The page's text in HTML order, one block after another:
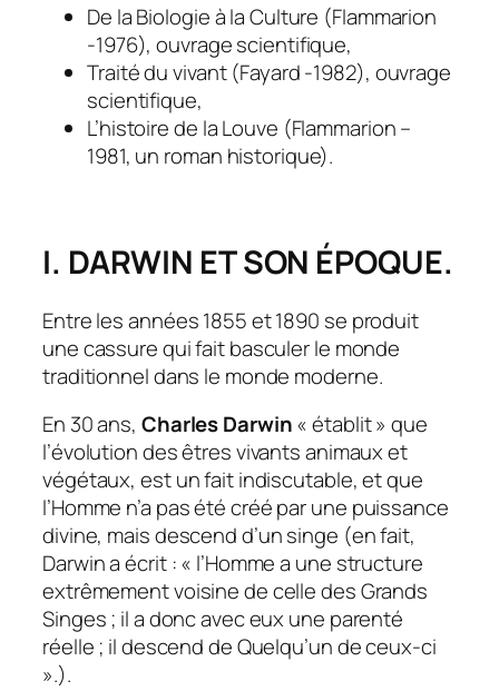
De la Biologie à la Culture (Flammarion
-1976), ouvrage scientifique,
Traité du vivant (Fayard -1982), ouvrage
scientifique,
L’histoire de la Louve (Flammarion –
1981, un roman historique).
I. DARWIN ET SON ÉPOQUE.
Entre les années 1855 et 1890 se produit
une cassure qui fait basculer le monde
traditionnel dans le monde moderne.
En 30 ans, Charles Darwin« établit » que
l’évolution des êtres vivants animaux et
végétaux, est un fait indiscutable, et que
l’Homme n’a pas été créé par une puissance
divine, mais descend d’un singe (en fait,
Darwin a écrit : « l’Homme a une structure
extrêmement voisine de celle des Grands
Singes ; il a donc avec eux une parenté
réelle ; il descend de Quelqu’un de ceux-ci
».).